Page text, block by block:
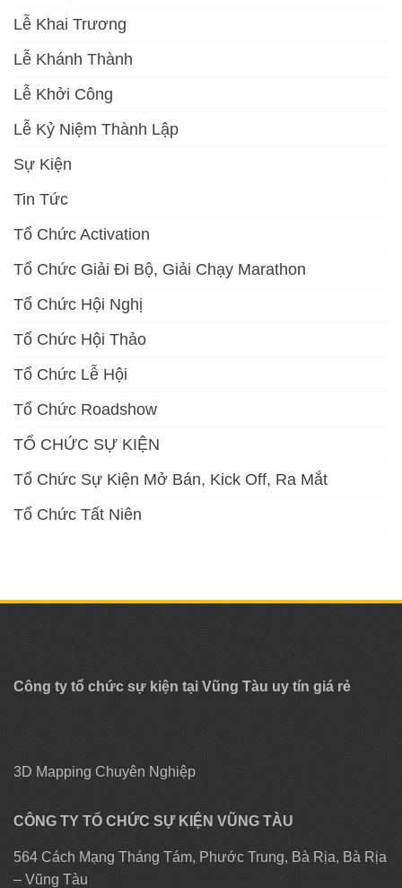
Lễ Khai Trương
Lễ Khánh Thành
Lễ Khởi Công
Lễ Kỷ Niệm Thành Lập
Sự Kiện
Tin Tức
Tổ Chức Activation
Tổ Chức Giải Đi Bộ, Giải Chạy Marathon
Tổ Chức Hội Nghị
Tổ Chức Hội Thảo
Tổ Chức Lễ Hội
Tổ Chức Roadshow
TỔ CHỨC SỰ KIỆN
Tổ Chức Sự Kiện Mở Bán, Kick Off, Ra Mắt
Tổ Chức Tất Niên
Công ty tổ chức sự kiện tại Vũng Tàu uy tín giá rẻ
3D Mapping Chuyên Nghiệp
CÔNG TY TỔ CHỨC SỰ KIỆN VŨNG TÀU
564 Cách Mạng Tháng Tám, Phước Trung, Bà Rịa, Bà Rịa
– Vũng Tàu